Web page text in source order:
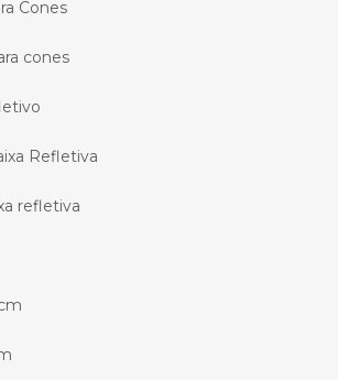
Cones
cones
Refletiva
refletiva